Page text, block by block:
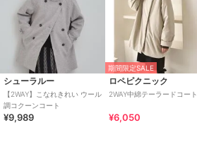
シューラルー
【2WAY】こなれきれい ウール
調コクーンコート
¥9,989
期間限定SALE
ロペピクニック
2WAY中綿テーラードコート
¥6,050